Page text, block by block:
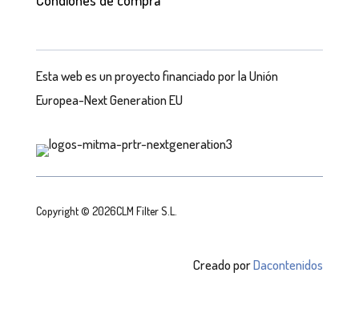
Esta web es un proyecto financiado por la Unión
Europea-Next Generation EU
Copyright © 2026CLM Filter S.L.
Creado porDacontenidos